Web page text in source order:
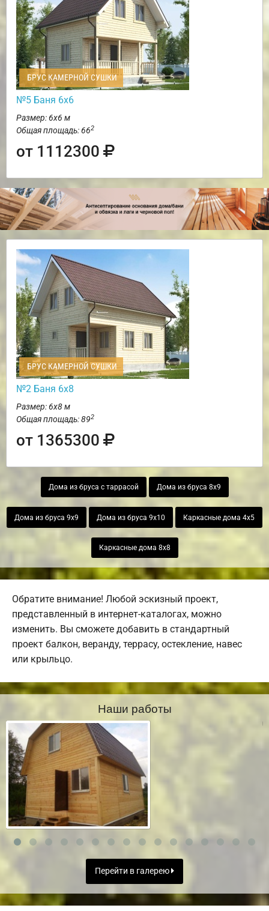
БРУС КАМЕРНОЙ СУШКИ
№5 Баня 6х6
Размер: 6х6 м
Общая площадь: 662
от 1112300
БРУС КАМЕРНОЙ СУШКИ
№2 Баня 6х8
Размер: 6х8 м
Общая площадь: 892
от 1365300
Дома из бруса с таррасой Дома из бруса 8х9
Дома из бруса 9х9 Дома из бруса 9х10 Каркасные дома 4х5
Каркасные дома 8х8
Обратите внимание! Любой эскизный проект,
представленный в интернет-каталогах, можно
изменить. Вы сможете добавить в стандартный
проект балкон, веранду, террасу, остекление, навес
или крыльцо.
Наши работы
Перейти в галерею